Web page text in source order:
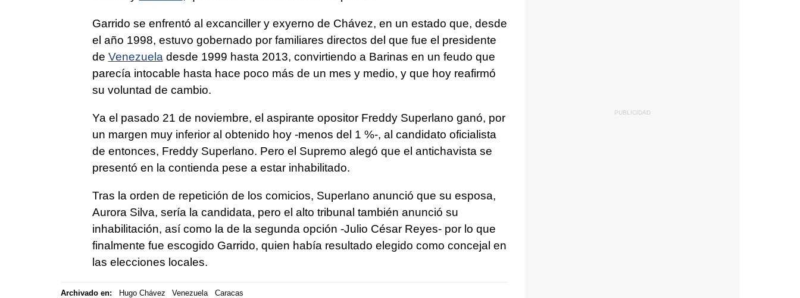
Garrido se enfrentó al excanciller y exyerno de Chávez, en un estado que, desde
el año 1998, estuvo gobernado por familiares directos del que fue el presidente
de Venezuela desde 1999 hasta 2013, convirtiendo a Barinas en un feudo que
parecía intocable hasta hace poco más de un mes y medio, y que hoy reafirmó
su voluntad de cambio.
Ya el pasado 21 de noviembre, el aspirante opositor Freddy Superlano ganó, por
un margen muy inferior al obtenido hoy -menos del 1 %-, al candidato oficialista
de entonces, Freddy Superlano. Pero el Supremo alegó que el antichavista se
presentó en la contienda pese a estar inhabilitado.
Tras la orden de repetición de los comicios, Superlano anunció que su esposa,
Aurora Silva, sería la candidata, pero el alto tribunal también anunció su
inhabilitación, así como la de la segunda opción -Julio César Reyes- por lo que
finalmente fue escogido Garrido, quien había resultado elegido como concejal en
las elecciones locales.
Archivado en: Hugo Chávez Venezuela Caracas